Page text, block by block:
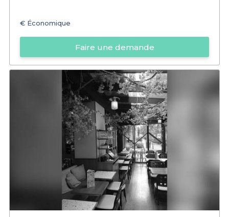
€ Économique
Faire une demande